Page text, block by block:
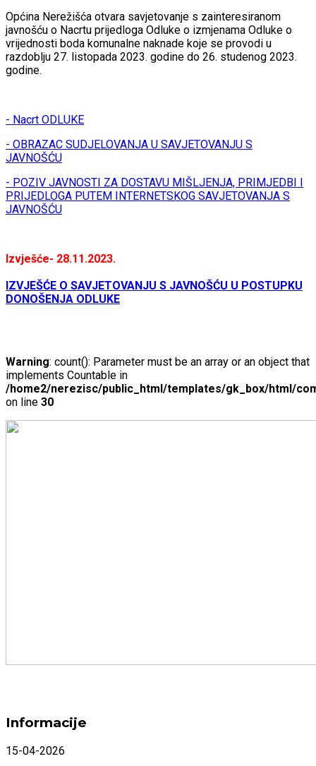
Općina Nerežišća otvara savjetovanje s zainteresiranom
javnošću o Nacrtu prijedloga Odluke o izmjenama Odluke o
vrijednosti boda komunalne naknade koje se provodi u
razdoblju 27. listopada 2023. godine do 26. studenog 2023.
godine.
- Nacrt ODLUKE
- OBRAZAC SUDJELOVANJA U SAVJETOVANJU S
JAVNOŠĆU
- POZIV JAVNOSTI ZA DOSTAVU MIŠLJENJA, PRIMJEDBI I
PRIJEDLOGA PUTEM INTERNETSKOG SAVJETOVANJA S
JAVNOŠĆU
Izvješće- 28.11.2023.
IZVJEŠĆE O SAVJETOVANJU S JAVNOŠĆU U POSTUPKU
DONOŠENJA ODLUKE
Warning: count(): Parameter must be an array or an object that
implements Countable in
/home2/nerezisc/public_html/templates/gk_box/html/
on line 30
Informacije
15-04-2026